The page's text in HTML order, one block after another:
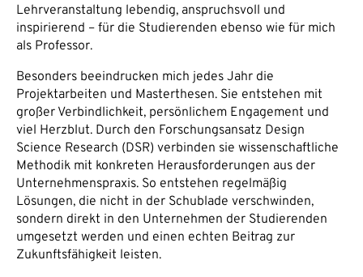
Lehrveranstaltung lebendig, anspruchsvoll und
inspirierend – für die Studierenden ebenso wie für mich
als Professor.
Besonders beeindrucken mich jedes Jahr die
Projektarbeiten und Masterthesen. Sie entstehen mit
großer Verbindlichkeit, persönlichem Engagement und
viel Herzblut. Durch den Forschungsansatz Design
Science Research (DSR) verbinden sie wissenschaftliche
Methodik mit konkreten Herausforderungen aus der
Unternehmenspraxis. So entstehen regelmäßig
Lösungen, die nicht in der Schublade verschwinden,
sondern direkt in den Unternehmen der Studierenden
umgesetzt werden und einen echten Beitrag zur
Zukunftsfähigkeit leisten.